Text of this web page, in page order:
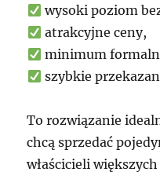
wysoki poziom
atrakcyjne ceny,
minimum
szybkie
To rozwiązanie
chcą sprzedać
właścicieli